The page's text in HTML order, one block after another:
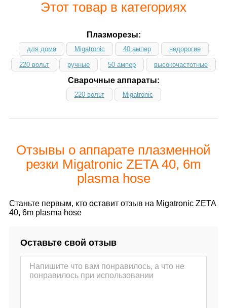
Этот товар в категориях
Плазморезы:
для дома Migatronic 40 ампер недорогие
220 вольт ручные 50 ампер высокочастотные
Сварочные аппараты:
220 вольт Migatronic
Отзывы о аппарате плазменной
резки Migatronic ZETA 40, 6m
plasma hose
Станьте первым, кто оставит отзыв на Migatronic ZETA
40, 6m plasma hose
Оставьте свой отзыв